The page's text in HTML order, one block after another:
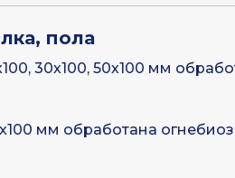
пола
30х100, 50х100 мм
мм обработана